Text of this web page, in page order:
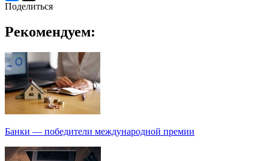
Поделиться
Рекомендуем:
Банки — победители международной премии